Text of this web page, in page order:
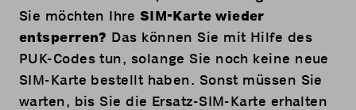
Sie möchten Ihre SIM-Karte wieder
entsperren? Das können Sie mit Hilfe des
PUK-Codes tun, solange Sie noch keine neue
SIM-Karte bestellt haben. Sonst müssen Sie
warten, bis Sie die Ersatz-SIM-Karte erhalten